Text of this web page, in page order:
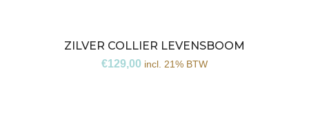
ZILVER COLLIER LEVENSBOOM
€129,00 incl. 21% BTW